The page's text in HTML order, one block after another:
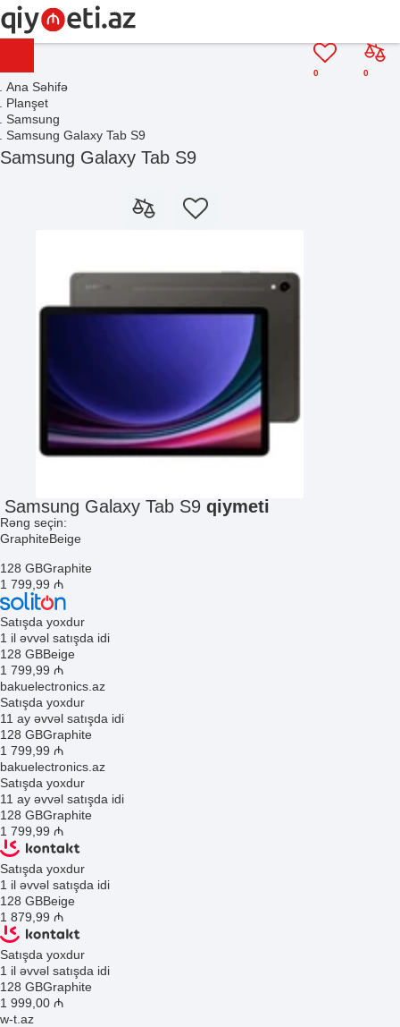
0
0
Ana Səhifə
Planşet
Samsung
Samsung Galaxy Tab S9
Samsung Galaxy Tab S9
Samsung Galaxy Tab S9 qiymeti
Rəng seçin:
GraphiteBeige
128 GBGraphite
1 799 ,99 ₼
Satışda yoxdur
1 il əvvəl satışda idi
128 GBBeige
1 799 ,99 ₼
bakuelectronics.az
Satışda yoxdur
11 ay əvvəl satışda idi
128 GBGraphite
1 799 ,99 ₼
bakuelectronics.az
Satışda yoxdur
11 ay əvvəl satışda idi
128 GBGraphite
1 799 ,99 ₼
Satışda yoxdur
1 il əvvəl satışda idi
128 GBBeige
1 879 ,99 ₼
Satışda yoxdur
1 il əvvəl satışda idi
128 GBGraphite
1 999 ,00 ₼
w-t.az